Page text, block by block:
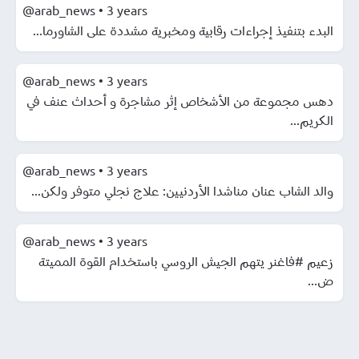
@arab_news • 3 years
البدء بتنفيذ إجراءات رقابية ومخبرية مشددة على الشاورما...
@arab_news • 3 years
دهس مجموعة من الأشخاص إثر مشاجرة و أحداث عنف في
الكريم...
@arab_news • 3 years
والد الشاب عنان مناشدا الأردنيين: علاج نجلي متوفر ولكن...
@arab_news • 3 years
زعيم #فاغنر يتهم الجيش الروسي باستخدام القوة المميتة
ض...